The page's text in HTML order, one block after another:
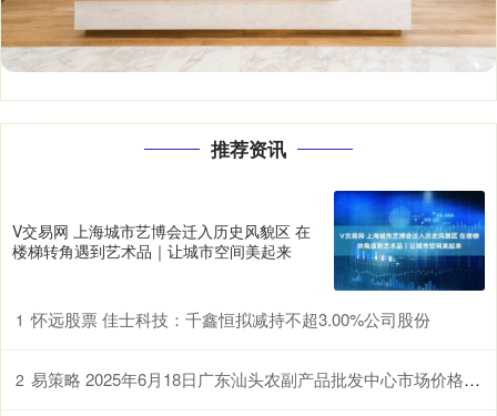
推荐资讯
V交易网 上海城市艺博会迁入历史风貌区 在
楼梯转角遇到艺术品｜让城市空间美起来
1 怀远股票 佳士科技：千鑫恒拟减持不超3.00%公司股份
2 易策略 2025年6月18日广东汕头农副产品批发中心市场价格行情